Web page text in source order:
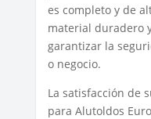
es completo y de
material duradero
garantizar la
o negocio.
La satisfacción de
para Alutoldos